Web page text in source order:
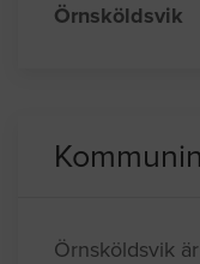
Örnsköldsvik
Örnsköldsvik